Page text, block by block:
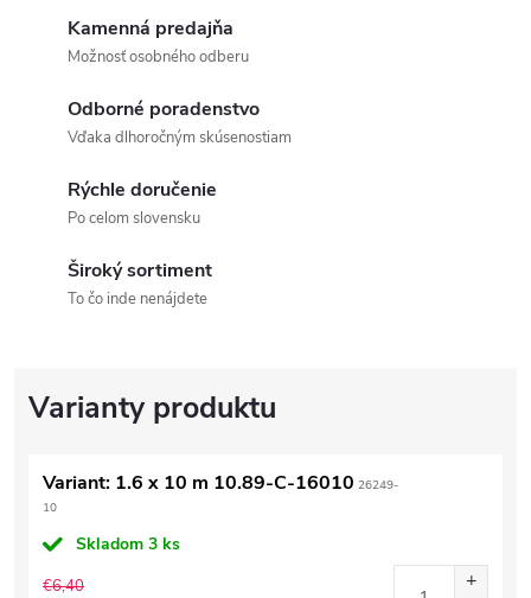
Kamenná predajňa
Možnosť osobného odberu
Odborné poradenstvo
Vďaka dlhoročným skúsenostiam
Rýchle doručenie
Po celom slovensku
Široký sortiment
To čo inde nenájdete
Variant: 1.6 x 10 m 10.89-C-16010 26249-
10
Skladom 3 ks
€6,40